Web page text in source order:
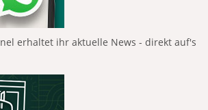
erhaltet ihr aktuelle News - direkt auf's